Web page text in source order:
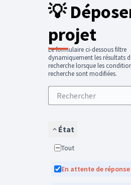
💡
projet
Le formulaire ci-dessous filtre
dynamiquement les résultats
recherche lorsque les
recherche sont modifiées.
État
Tout
En attente de réponse